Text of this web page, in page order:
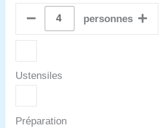
personnes
Ustensiles
Préparation